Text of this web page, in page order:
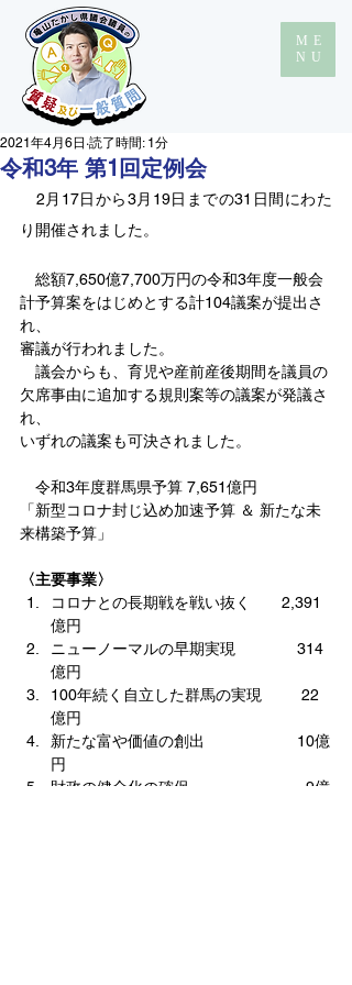
ME
NU
令和3年 第1回定例会
2021年4月6日 読了時間: 1分
2月17日から3月19日までの31日間にわた
り開催されました。
総額7,650億7,700万円の令和3年度一般会
計予算案をはじめとする計104議案が提出さ
れ、
審議が行われました。
議会からも、育児や産前産後期間を議員の
欠席事由に追加する規則案等の議案が発議さ
れ、
いずれの議案も可決されました。
令和3年度群馬県予算 7,651億円
「新型コロナ封じ込め加速予算 ＆ 新たな未
来構築予算」
〈主要事業〉
コロナとの長期戦を戦い抜く　　2,391
億円
ニューノーマルの早期実現　　　　314
億円
100年続く自立した群馬の実現　　  22
億円
新たな富や価値の創出　　　　　　10億
円
財政の健全化の確保　　　　　　　  9億